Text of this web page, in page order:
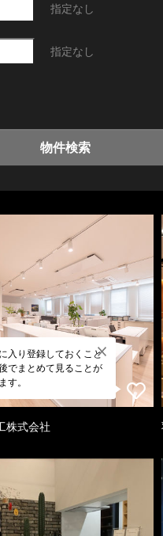
指定なし
指定なし
物件検索
入り登録しておくこと
でまとめて見ることが
す。
株式会社